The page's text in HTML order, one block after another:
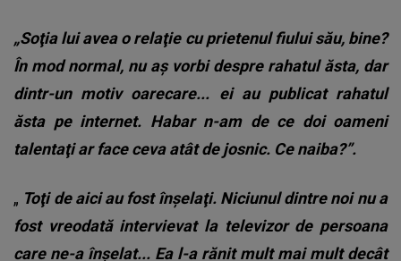
„Soţia lui avea o relaţie cu prietenul fiului său, bine?
În mod normal, nu aş vorbi despre rahatul ăsta, dar
dintr-un motiv oarecare... ei au publicat rahatul
ăsta pe internet. Habar n-am de ce doi oameni
talentaţi ar face ceva atât de josnic. Ce naiba?”.
„ Toţi de aici au fost înşelaţi. Niciunul dintre noi nu a
fost vreodată intervievat la televizor de persoana
care ne-a înşelat... Ea l-a rănit mult mai mult decât